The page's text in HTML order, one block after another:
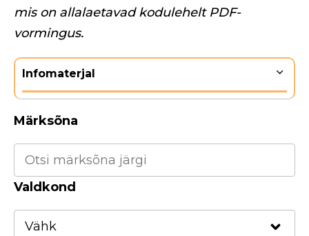
mis on allalaetavad kodulehelt PDF-
vormingus.
Infomaterjal
Märksõna
Valdkond